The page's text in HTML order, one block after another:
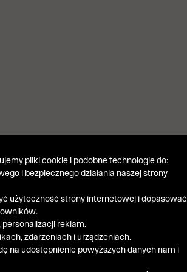
pliki cookie i podobne technologie do:
i bezpiecznego działania naszej strony
użyteczność strony internetowej i dopasować
reklam.
zdarzeniach i urządzeniach.
na udostępnienie powyższych danych nam i